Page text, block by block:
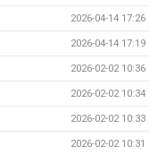
2026-04-14 17:26
2026-04-14 17:19
2026-02-02 10:36
2026-02-02 10:34
2026-02-02 10:33
2026-02-02 10:31